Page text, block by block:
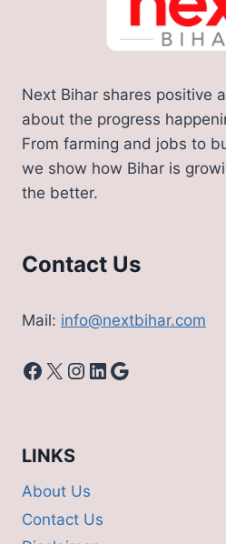
गए
लोग
बोले
‘ममता
बनर्जी
Next Bihar shares positive
about the progress
From farming and jobs to
we show how Bihar is
the better.
Contact Us
Mail: info@nextbihar.com
Facebook
X Instagram
LinkedIn
Google
LINKS
About Us
Contact Us